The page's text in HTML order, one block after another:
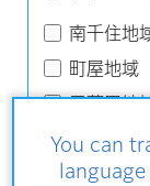
You can
南千住地
町屋地域
日暮里地
キーワード